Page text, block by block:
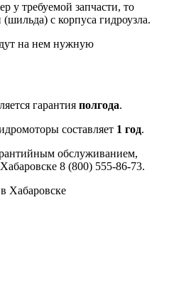
у требуемой запчасти, то
с корпуса гидроузла.
на нем нужную
гарантия полгода.
составляет 1 год.
обслуживанием,
8 (800) 555-86-73.
в Хабаровске